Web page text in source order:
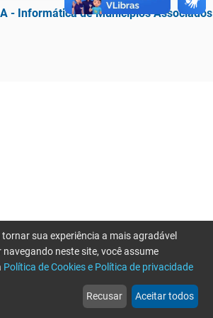
- Informática de Municípios Associados
web
Notícias
more_horiz
Mais
sua experiência a mais agradável
navegando neste site, você assume
Política de Cookies e Política de privacidade
Recusar Aceitar todos
por favor tente novamente